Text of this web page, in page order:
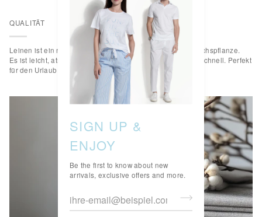
SIGN UP &
ENJOY
Be the first to know about new
arrivals, exclusive offers and more.
QUALITÄT
Leinen ist ein natürliches Material aus den Fasern der Flachspflanze.
Es ist leicht, atmungsaktiv, widerstandsfähig und trocknet schnell. Perfekt
für den Urlaub und den Sommer.